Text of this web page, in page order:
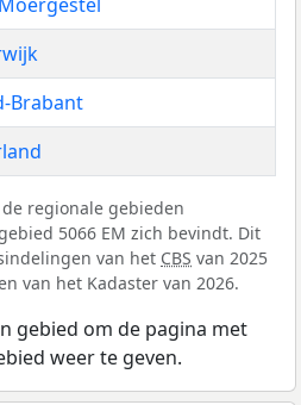
Brabant
regionale gebieden
5066 EM zich bevindt. Dit
van het CBS van 2025
van het Kadaster van 2026.
gebied om de pagina met
weer te geven.